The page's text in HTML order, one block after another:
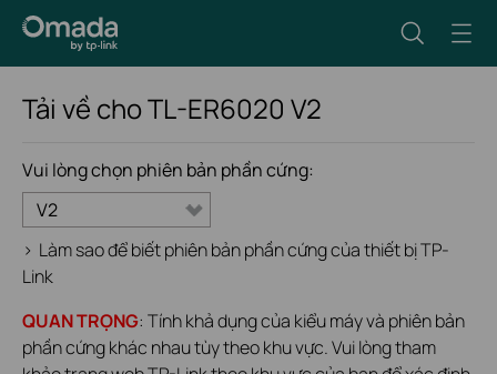
Tải về choTL-ER6020 V2
Vui lòng chọn phiên bản phần cứng:
V2
> Làm sao để biết phiên bản phần cứng của thiết bị TP-
Link
QUAN TRỌNG: Tính khả dụng của kiểu máy và phiên bản
phần cứng khác nhau tùy theo khu vực. Vui lòng tham